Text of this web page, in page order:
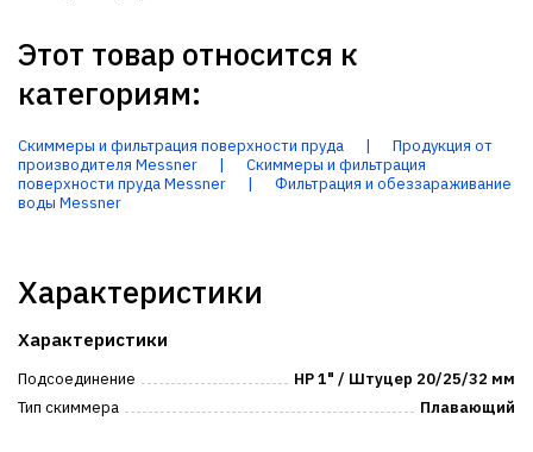
Этот товар относится к
категориям:
Скиммеры и фильтрация поверхности пруда |
Продукция от
производителя Messner
|
Скиммеры и фильтрация
поверхности пруда Messner
|
Фильтрация и обеззараживание
воды Messner
Характеристики
Характеристики
Подсоединение
НР 1" / Штуцер 20/25/32 мм
Тип скиммера
Плавающий